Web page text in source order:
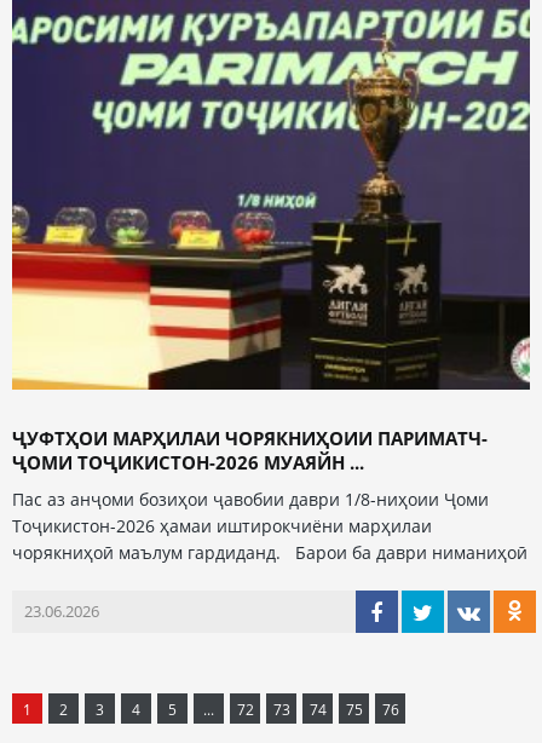
ҶУФТҲОИ МАРҲИЛАИ ЧОРЯКНИҲОИИ ПАРИМАТЧ-
ҶОМИ ТОҶИКИСТОН-2026 МУАЯЙН ...
Пас аз анҷоми бозиҳои ҷавобии даври 1/8-ниҳоии Ҷоми
Тоҷикистон-2026 ҳамаи иштирокчиёни марҳилаи
чорякниҳоӣ маълум гардиданд. Барои ба даври ниманиҳоӣ
23.06.2026
1 2 3 4 5 ... 72 73 74 75 76